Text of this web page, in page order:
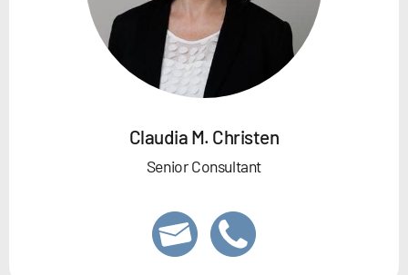
Claudia M. Christen
Senior Consultant